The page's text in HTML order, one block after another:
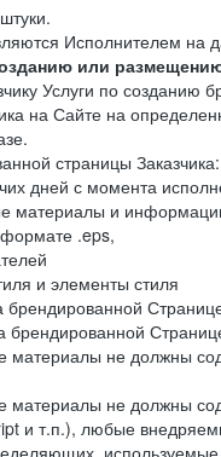
Исполнителем на
или
Услуги по
на Сайте на
страницы Заказчика:
дней с момента
материалы и
.eps,
и элементы стиля
материалы не должны
не должны
и т.п.), любые